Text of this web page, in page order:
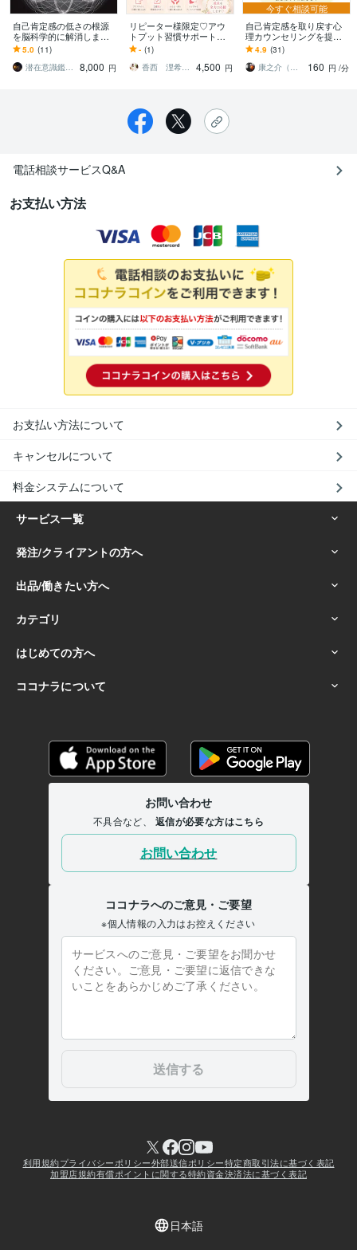
自己肯定感の低さの根源
を脳科学的に解消します
５日間かけ根源を特定し
解決し、本来のあなたへ
戻しましょう
5.0 (11)
潜在意識鑑定士 KZ
8,000 円
リピーター様限定♡アウ
トプット習慣サポートし
ます 考えすぎて動けない
方へ♡行動力・自己受容
を育てる２週間
- (1)
香西 浬希（こうざい りの）カウンセラー
4,500 円
今すぐ相談可能
自己肯定感を取り戻す心
理カウンセリングを提供
します 臨床心理士が「本
来の自分」を取り戻す心
のトレーニングを伝授
4.9 (31)
康之介（こうのすけ）
160 円 /分
電話相談サービスQ&A
お支払い方法
お支払い方法について
キャンセルについて
料金システムについて